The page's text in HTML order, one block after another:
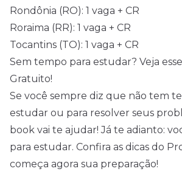
Rondônia (RO): 1 vaga + CR
Roraima (RR): 1 vaga + CR
Tocantins (TO): 1 vaga + CR
Sem tempo para estudar? Veja
Gratuito!
Se você sempre diz que não tem
estudar ou para resolver seus
book vai te ajudar! Já te adianto:
para estudar. Confira as dicas do
começa agora sua preparação!